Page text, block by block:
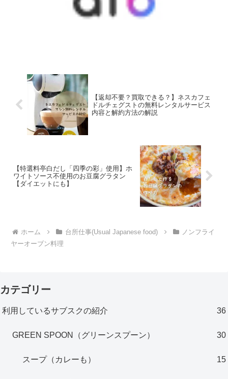
【返却不要？買取できる？】ネスカフェ
ドルチェグストの無料レンタルサービス
内容と解約方法の解説
【特選料亭白だし「四季の彩」使用】ホ
ワイトソース不使用のお豆腐グラタン
【ダイエットにも】
ホーム 台所仕事(Usual Japanese food)
ノンフライ
ヤーオーブン料理
カテゴリー
利用しているサブスクの紹介 36
GREEN SPOON（グリーンスプーン） 30
スープ（カレーも） 15